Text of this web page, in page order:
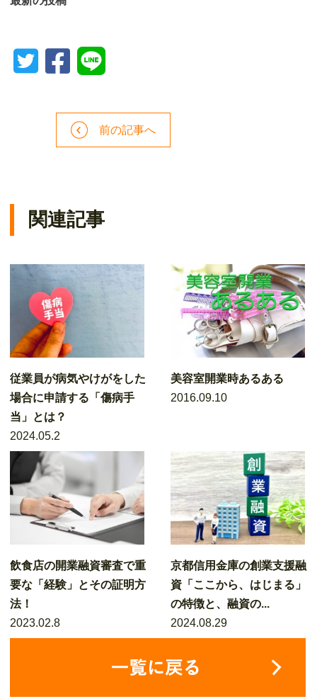
前の記事へ
関連記事
従業員が病気やけがをした
場合に申請する「傷病手
当」とは？
2024.05.2
美容室開業時あるある
2016.09.10
飲食店の開業融資審査で重
要な「経験」とその証明方
法！
2023.02.8
京都信用金庫の創業支援融
資「ここから、はじまる」
の特徴と、融資の...
2024.08.29